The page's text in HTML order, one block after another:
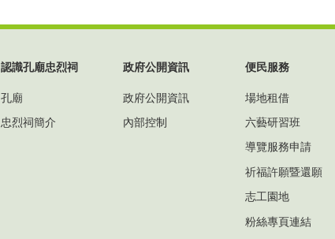
認識孔廟忠烈祠
孔廟
忠烈祠簡介
政府公開資訊
政府公開資訊
內部控制
便民服務
場地租借
六藝研習班
導覽服務申請
祈福許願暨還願
志工園地
粉絲專頁連結